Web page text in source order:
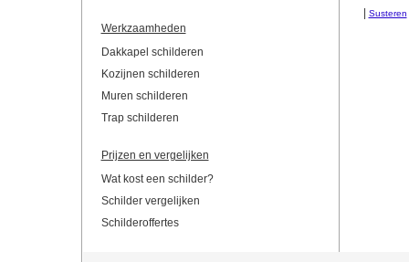
Werkzaamheden
Dakkapel schilderen
Kozijnen schilderen
Muren schilderen
Trap schilderen
Prijzen en vergelijken
Wat kost een schilder?
Schilder vergelijken
Schilderoffertes
Susteren